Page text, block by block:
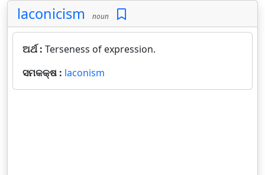
laconicism noun
ଅର୍ଥ : Terseness of expression.
ସମକକ୍ଷ : laconism